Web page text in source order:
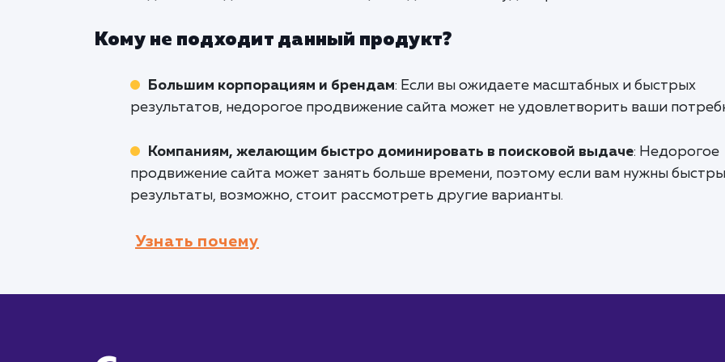
Кому не подходит данный продукт?
Большим корпорациям и брендам: Если вы ожидаете масштабных и быстрых
результатов, недорогое продвижение сайта может не удовлетворить ваши
Компаниям, желающим быстро доминировать в поисковой выдаче: Недорогое
продвижение сайта может занять больше времени, поэтому если вам нужны
результаты, возможно, стоит рассмотреть другие варианты.
Узнать почему